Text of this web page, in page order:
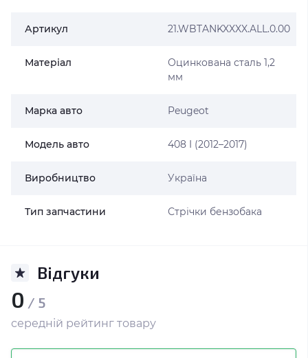
Артикул 21.WBTANKXXXX.ALL.0.00
Матеріал
Оцинкована сталь 1,2
мм
Марка авто Peugeot
Модель авто 408 I (2012–2017)
Виробництво Україна
Тип запчастини Стрічки бензобака
Відгуки
0 / 5
середній рейтинг товару